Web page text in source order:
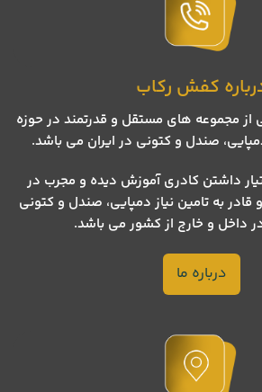
کفش رکاب
مجموعه های مستقل و قدرتمند در حوزه
صندل و کتونی در ایران می باشد.
داشتن کادری آموزش دیده و مجرب در
به تامین نیاز دمپایی، صندل و کتونی
داخل و خارج از کشور می باشد.
درباره ما